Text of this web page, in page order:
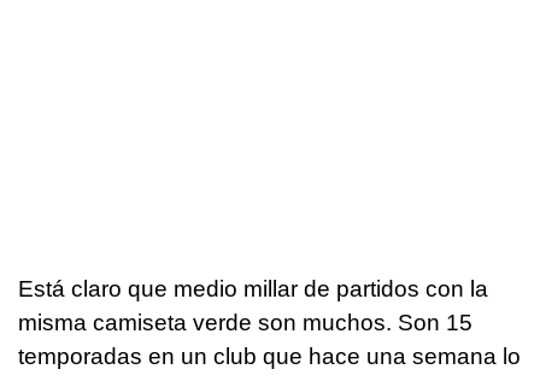
Está claro que medio millar de partidos con la
misma camiseta verde son muchos. Son 15
temporadas en un club que hace una semana lo